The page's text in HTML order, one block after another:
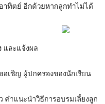
าทิตย์ อีกด้วยหากลูกทำไม่ได้
และแจ้งผล
อเชิญ ผู้ปกครองของนักเรียน
ำแนะนำวิธีการอบรมเลี้ยงลูก